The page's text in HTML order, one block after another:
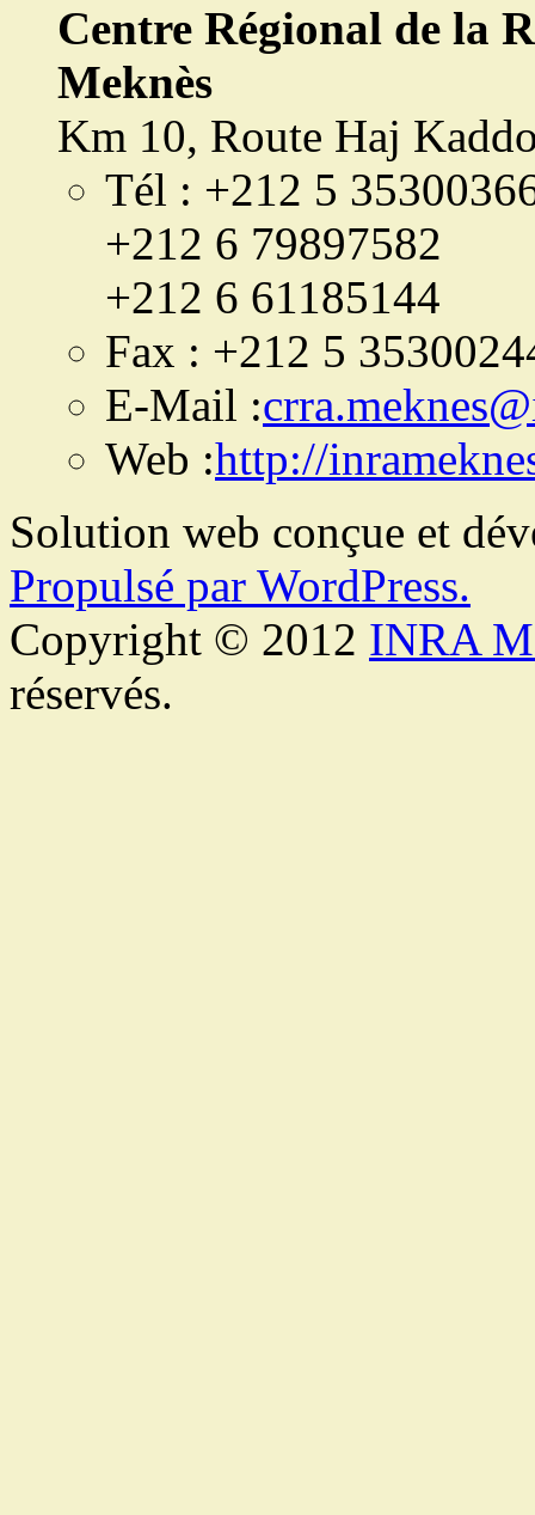
Centre Régional de la
Meknès
Km 10, Route Haj
Tél : +212 5
+212 6 79897582
+212 6 61185144
Fax : +212 5
E-Mail :
Web :http://
Solution web conçue et
Propulsé par WordPress.
Copyright © 2012 INRA
réservés.